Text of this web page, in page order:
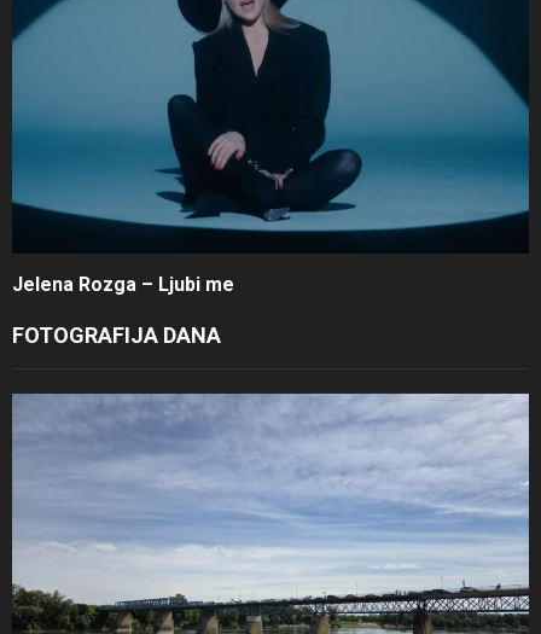
Jelena Rozga – Ljubi me
FOTOGRAFIJA DANA